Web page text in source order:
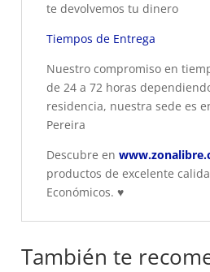
te devolvemos tu dinero
Tiempos de Entrega
Nuestro compromiso en
de 24 a 72 horas
residencia, nuestra sede es
Pereira
Descubre en
productos de excelente
Económicos. ♥
También te